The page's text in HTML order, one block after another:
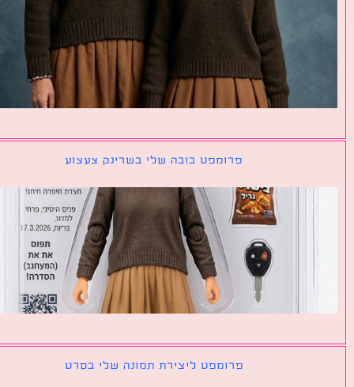
פרומפט בובה שלי בשרינק צעצוע
פרומפט ליצירת תמונה שלי בסרט